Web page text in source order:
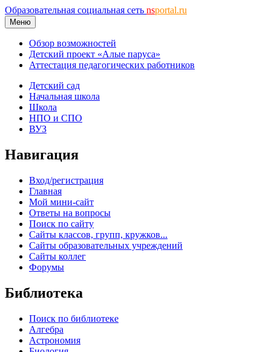
Образовательная социальная сеть nsportal.ru
Меню
Обзор возможностей
Детский проект «Алые паруса»
Аттестация педагогических работников
Детский сад
Начальная школа
Школа
НПО и СПО
ВУЗ
Навигация
Вход/регистрация
Главная
Мой мини-сайт
Ответы на вопросы
Поиск по сайту
Сайты классов, групп, кружков...
Сайты образовательных учреждений
Сайты коллег
Форумы
Библиотека
Поиск по библиотеке
Алгебра
Астрономия